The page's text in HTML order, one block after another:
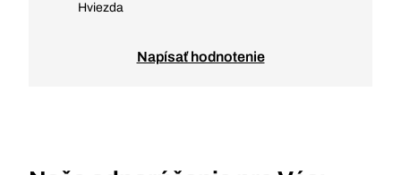
Hviezda
Napísať hodnotenie